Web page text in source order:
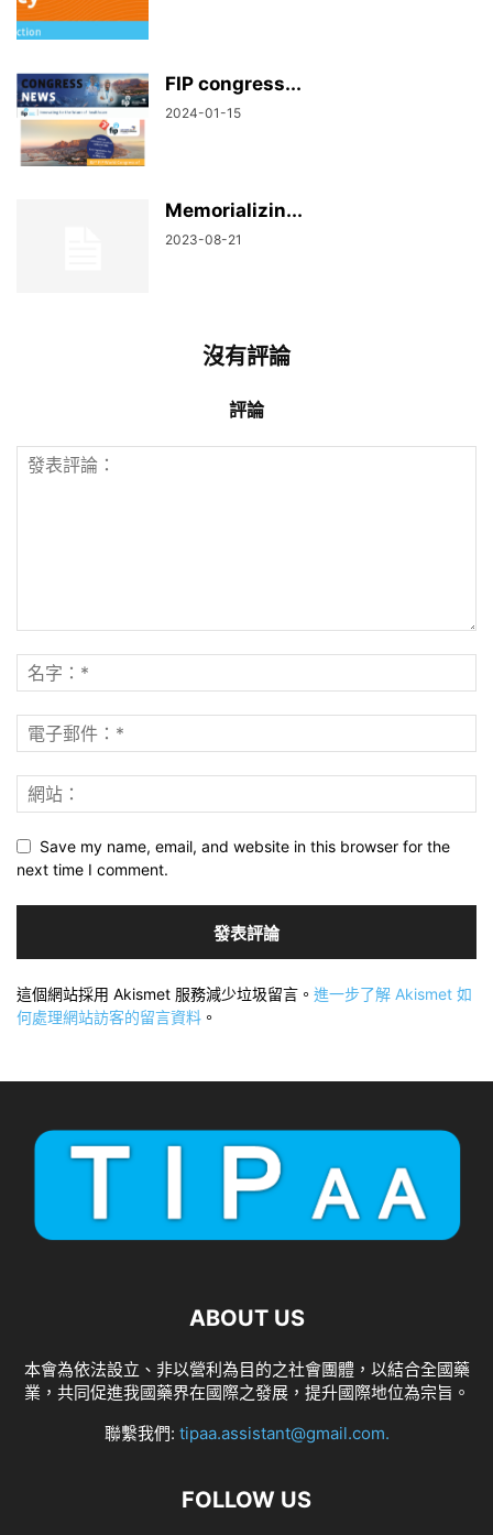
FIP congress...
2024-01-15
Memorializin...
2023-08-21
沒有評論
評論
Save my name, email, and website in this browser for the
next time I comment.
這個網站採用 Akismet 服務減少垃圾留言。 進一步了解 Akismet 如
何處理網站訪客的留言資料 。
ABOUT US
本會為依法設立、非以營利為目的之社會團體，以結合全國藥
業，共同促進我國藥界在國際之發展，提升國際地位為宗旨。
聯繫我們: tipaa.assistant@gmail.com.
FOLLOW US